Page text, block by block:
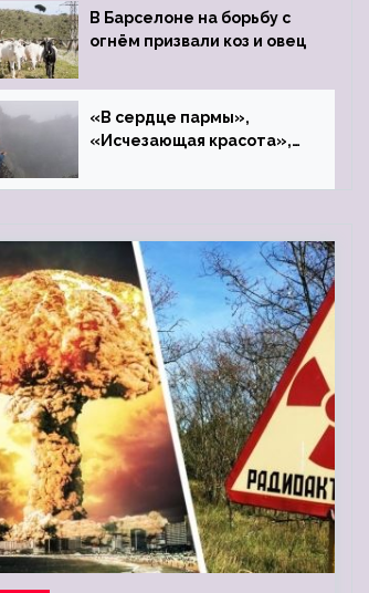
В Барселоне на борьбу с
огнём призвали коз и овец
«В сердце пармы»,
«Исчезающая красота»,